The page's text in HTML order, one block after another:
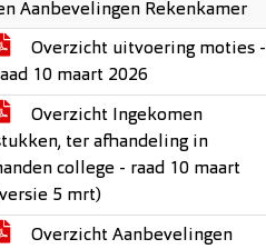
Aanbevelingen Rekenkamer
Overzicht uitvoering moties -
10 maart 2026
Overzicht Ingekomen
ter afhandeling in
college - raad 10 maart
5 mrt)
Overzicht Aanbevelingen